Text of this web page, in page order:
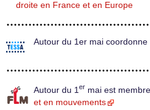
droite en France et en Europe
Autour du 1er mai
Autour du 1 er mai est
et en mouvements